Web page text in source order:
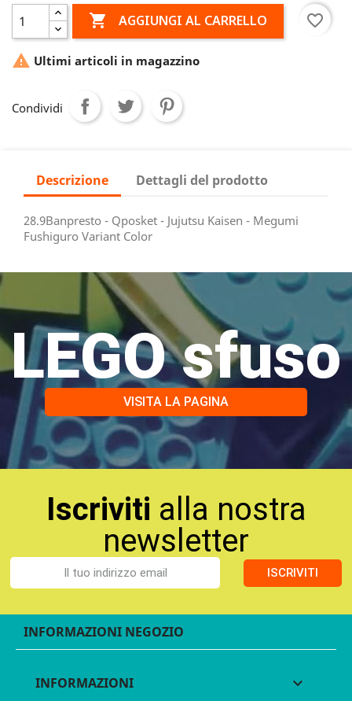
 AGGIUNGI AL CARRELLO favorite_border
 Ultimi articoli in magazzino
Condividi
Descrizione Dettagli del prodotto
28.9Banpresto - Qposket - Jujutsu Kaisen - Megumi
Fushiguro Variant Color
LEGO sfuso
VISITA LA PAGINA
Iscriviti alla nostra
newsletter
ISCRIVITI
INFORMAZIONI NEGOZIO
INFORMAZIONI 